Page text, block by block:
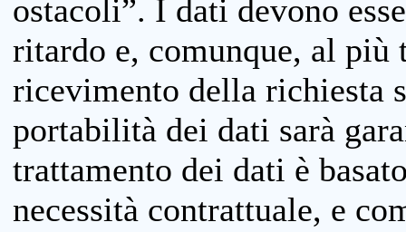
ostacoli”. I dati devono
ritardo e, comunque, al più
ricevimento della richiesta
portabilità dei dati sarà
trattamento dei dati è
necessità contrattuale, e